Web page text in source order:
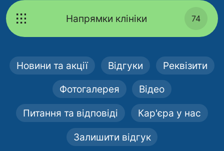
Напрямки клініки 74
Новини та акції Відгуки Реквізити
Фотогалерея Відео
Питання та відповіді Кар'єра у нас
Залишити відгук